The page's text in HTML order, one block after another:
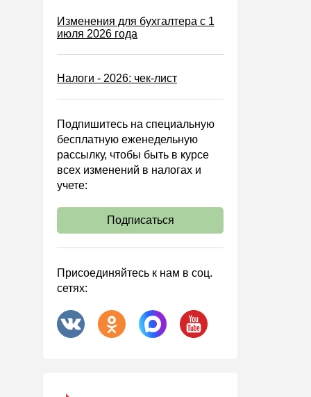
Онлайн-кассы ККТ ККМ
деятельности (АХД)
Охрана труда и аттестация
Охрана труда
Валютные операции
Налоговая система РФ
Налоговое планирование
Договоры
АО
Изменения для бухгалтера с 1
июля 2026 года
Налоги - 2026: чек-лист
Подпишитесь на специальную
бесплатную еженедельную
рассылку, чтобы быть в курсе
всех изменений в налогах и
учете:
Подписаться
Присоединяйтесь к нам в соц.
сетях: